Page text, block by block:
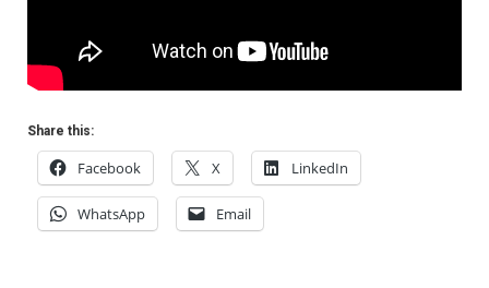
Share this:
Facebook X LinkedIn
WhatsApp Email